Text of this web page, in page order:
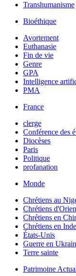
Transhumanisme
Bioéthique
Avortement
Euthanasie
Fin de vie
Genre
GPA
Intelligence
PMA
France
clerge
Conférence des
Diocèses
Paris
Politique
profanation
Monde
Chrétiens au
Chrétiens
Chrétiens en
Chrétiens en Inde
États-Unis
Guerre en
Terre sainte
Patrimoine